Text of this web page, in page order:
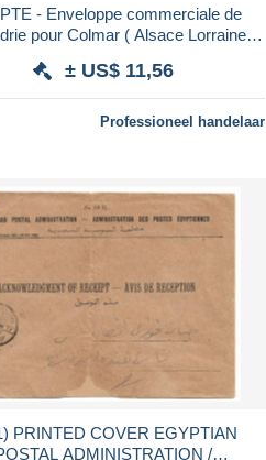
- Enveloppe commerciale de
pour Colmar ( Alsace Lorraine )
± US$ 11,56
Professioneel handelaar
PRINTED COVER EGYPTIAN
ADMINISTRATION /